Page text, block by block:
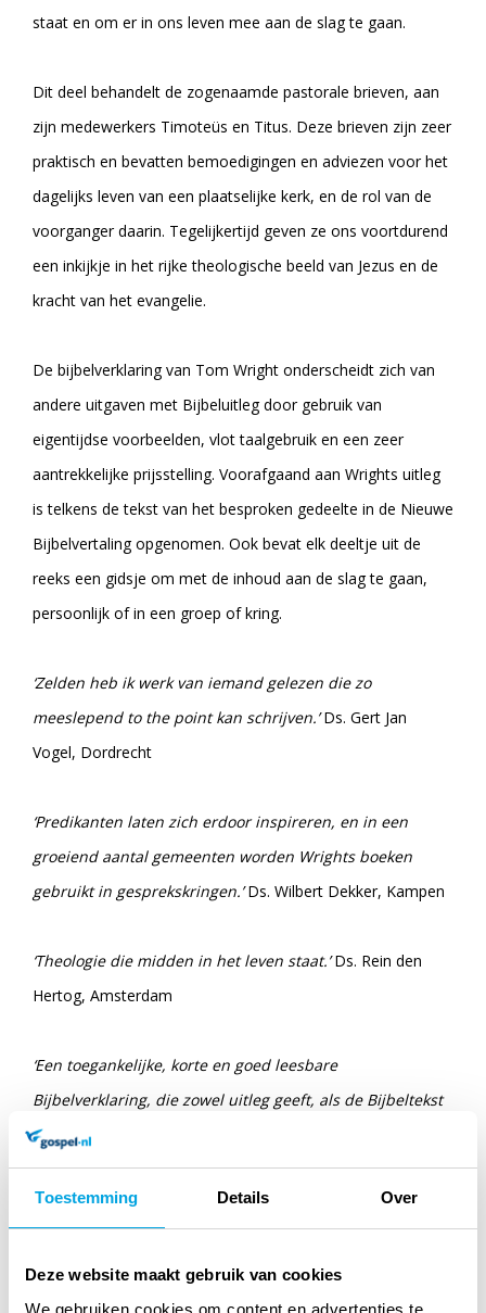
Toestemming Details Over
Deze website maakt gebruik van cookies
We gebruiken cookies om content en advertenties te
staat en om er in ons leven mee aan de slag te gaan.
Dit deel behandelt de zogenaamde pastorale brieven, aan
zijn medewerkers Timoteüs en Titus. Deze brieven zijn zeer
praktisch en bevatten bemoedigingen en adviezen voor het
dagelijks leven van een plaatselijke kerk, en de rol van de
voorganger daarin. Tegelijkertijd geven ze ons voortdurend
een inkijkje in het rijke theologische beeld van Jezus en de
kracht van het evangelie.
De bijbelverklaring van Tom Wright onderscheidt zich van
andere uitgaven met Bijbeluitleg door gebruik van
eigentijdse voorbeelden, vlot taalgebruik en een zeer
aantrekkelijke prijsstelling. Voorafgaand aan Wrights uitleg
is telkens de tekst van het besproken gedeelte in de Nieuwe
Bijbelvertaling opgenomen. Ook bevat elk deeltje uit de
reeks een gidsje om met de inhoud aan de slag te gaan,
persoonlijk of in een groep of kring.
‘Zelden heb ik werk van iemand gelezen die zo
meeslepend to the point kan schrijven.’Ds. Gert Jan
Vogel, Dordrecht
‘Predikanten laten zich erdoor inspireren, en in een
groeiend aantal gemeenten worden Wrights boeken
gebruikt in gesprekskringen.’Ds. Wilbert Dekker, Kampen
‘Theologie die midden in het leven staat.’Ds. Rein den
Hertog, Amsterdam
‘Een toegankelijke, korte en goed leesbare
Bijbelverklaring, die zowel uitleg geeft, als de Bijbeltekst
direct in ons eigen leven en onze eigen tijd plaatst.’
Wim van der Schee, Zwijndrecht
nieuwtestamenticus. Hij is tevens voormalig bisschop van
Durham in de Anglicaanse Kerk (2003-2010); in die periode